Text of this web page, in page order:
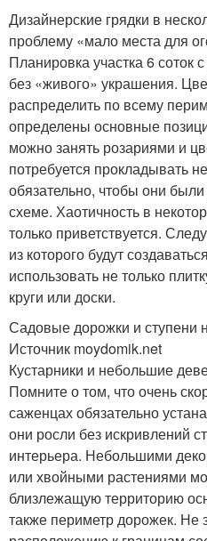
Дизайнерские грядки в
проблему «мало места для
Планировка участка 6 соток
без «живого» украшения.
распределить по всему
определены основные
можно занять розариями и
потребуется прокладывать
обязательно, чтобы они
схеме. Хаотичность в
только приветствуется.
из которого будут
использовать не только
круги или доски.
Садовые дорожки и ступени
Источник moydomik.net
Кустарники и небольшие
Помните о том, что очень
саженцах обязательно
они росли без искривлений
интерьера. Небольшими
или хвойными растениями
близлежащую территорию
также периметр дорожек.